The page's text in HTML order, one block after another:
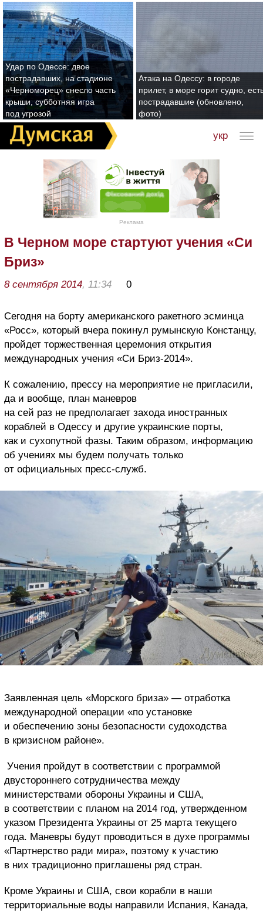
Удар по Одессе: двое
пострадавших, на стадионе
«Черноморец» снесло часть
крыши, субботняя игра
под угрозой
Атака на Одессу: в городе
прилет, в море горит судно,
пострадавшие (обновлено,
фото)
укр
Реклама
В Черном море стартуют учения «Си
Бриз»
8 сентября 2014, 11:34 0
Сегодня на борту американского ракетного эсминца
«Росс», который вчера покинул румынскую Констанцу,
пройдет торжественная церемония открытия
международных учения «Си Бриз-2014».
К сожалению, прессу на мероприятие не пригласили,
да и вообще, план маневров
на сей раз не предполагает захода иностранных
кораблей в Одессу и другие украинские порты,
как и сухопутной фазы. Таким образом, информацию
об учениях мы будем получать только
от официальных пресс-служб.
Заявленная цель «Морского бриза» — отработка
международной операции «по установке
и обеспечению зоны безопасности судоходства
в кризисном районе».
Учения пройдут в соответствии с программой
двустороннего сотрудничества между
министерствами обороны Украины и США,
в соответствии с планом на 2014 год, утвержденном
указом Президента Украины от 25 марта текущего
года. Маневры будут проводиться в духе программы
«Партнерство ради мира», поэтому к участию
в них традиционно приглашены ряд стран.
Кроме Украины и США, свои корабли в наши
территориальные воды направили Испания, Канада,